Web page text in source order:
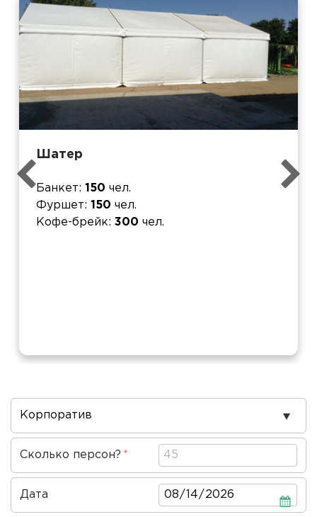
Шатер
Банкет 150 чел.
Фуршет
150 чел.
Кофе-брейк
300 чел.
Повод
проведения
Сколько персон?
Дата Дата